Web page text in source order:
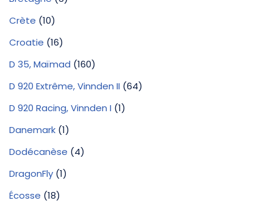
Crète (10)
Croatie (16)
D 35, Maïmad (160)
D 920 Extrême, Vinnden II (64)
D 920 Racing, Vinnden I (1)
Danemark (1)
Dodécanèse (4)
DragonFly (1)
Écosse (18)